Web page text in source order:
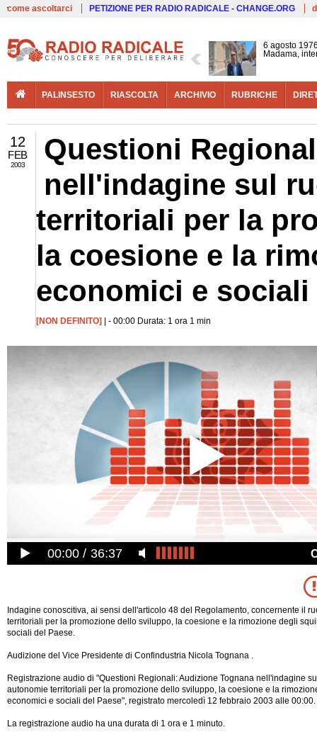
come ascoltarci PETIZIONE PER RADIO RADICALE - CHANGE.ORG
6 agosto
Madama,
PALINSESTO RIASCOLTA ARCHIVIO RUBRICHE
12
FEB
2003
Questioni
nell'indagine sul
territoriali per la
la coesione e la
economici e sociali
[NON DEFINITO] | - 00:00 Durata: 1 ora 1 min
00:00 36:37
Indagine conoscitiva, ai sensi dell'articolo 48 del Regolamento, concernente il
territoriali per la promozione dello sviluppo, la coesione e la rimozione degli
sociali del Paese.
Audizione del Vice Presidente di Confindustria Nicola Tognana .
Registrazione audio di "Questioni Regionali: Audizione Tognana nell'indagine
autonomie territoriali per la promozione dello sviluppo, la coesione e la
economici e sociali del Paese", registrato mercoledì 12 febbraio 2003 alle 00:00.
La registrazione audio ha una durata di 1 ora e 1 minuto.